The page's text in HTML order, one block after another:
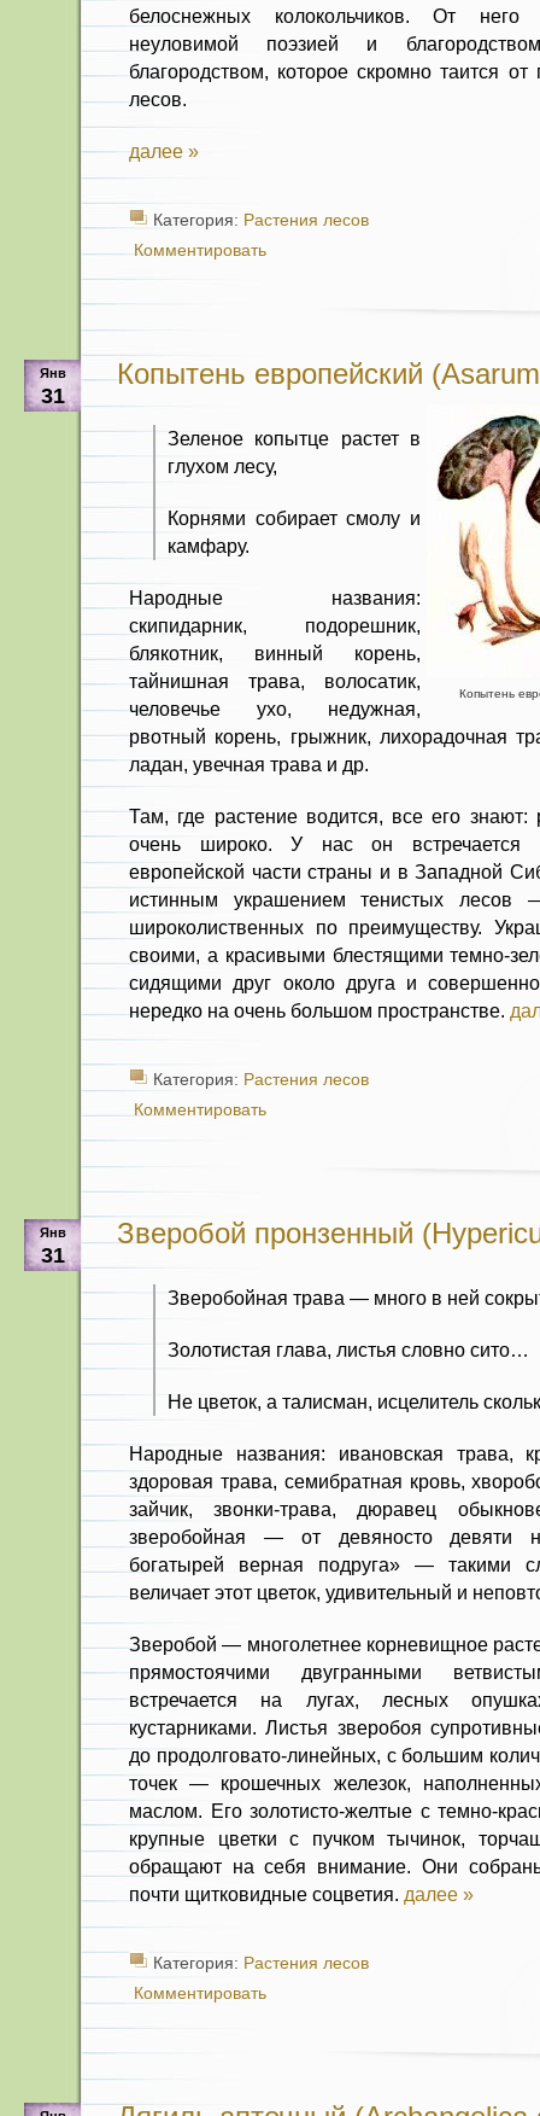
белоснежных колокольчиков. От него
неуловимой поэзией и
благородством, которое скромно таится от
лесов.
далее »
Категория: Растения лесов
Комментировать
Янв
31
Копытень европейский
Копытень
Зеленое копытце растет в
глухом лесу,
Корнями собирает смолу и
камфару.
Народные названия:
скипидарник, подорешник,
блякотник, винный корень,
тайнишная трава, волосатик,
человечье ухо, недужная,
рвотный корень, грыжник, лихорадочная
ладан, увечная трава и др.
Там, где растение водится, все его знают:
очень широко. У нас он встречается
европейской части страны и в Западной
истинным украшением тенистых лесов
широколиственных по преимуществу.
своими, а красивыми блестящими темно-
сидящими друг около друга и
нередко на очень большом пространстве.
Категория: Растения лесов
Комментировать
Янв
31
Зверобой пронзенный
Зверобойная трава — много в ней
Золотистая глава, листья словно сито…
Не цветок, а талисман, исцелитель
Народные названия: ивановская трава,
здоровая трава, семибратная кровь,
зайчик, звонки-трава, дюравец
зверобойная — от девяносто девяти
богатырей верная подруга» — такими
величает этот цветок, удивительный и
Зверобой — многолетнее корневищное
прямостоячими двугранными
встречается на лугах, лесных
кустарниками. Листья зверобоя
до продолговато-линейных, с большим
точек — крошечных железок,
маслом. Его золотисто-желтые с темно-
крупные цветки с пучком тычинок,
обращают на себя внимание. Они
почти щитковидные соцветия. далее »
Категория: Растения лесов
Комментировать